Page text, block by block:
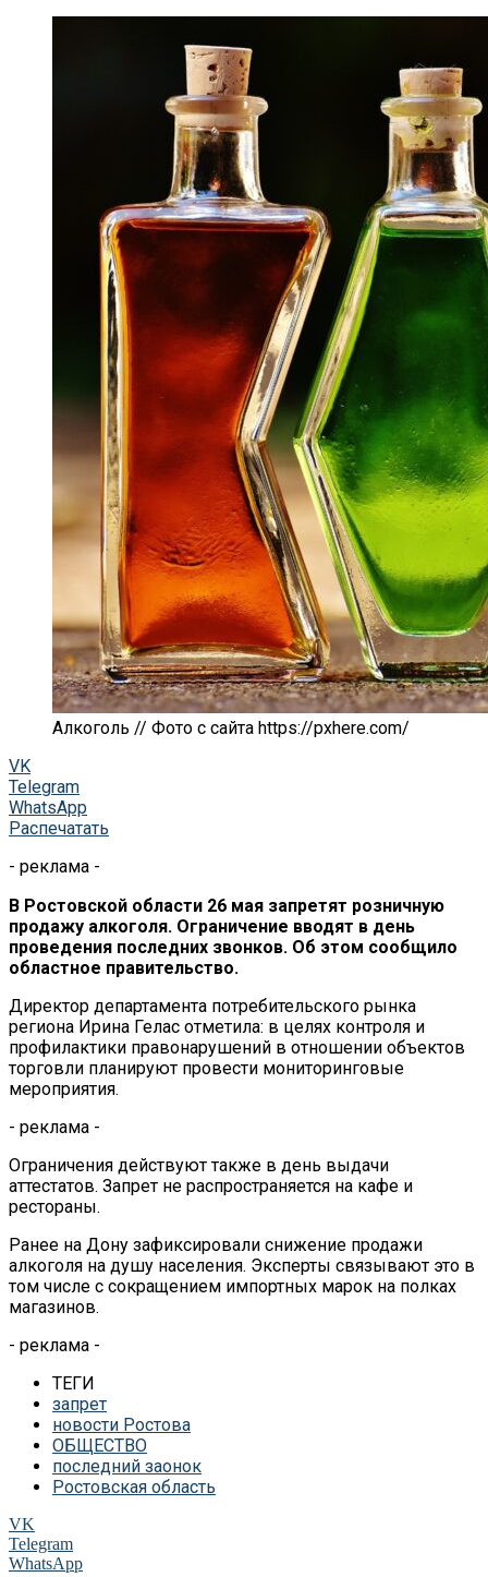
Алкоголь // Фото с сайта https://pxhere.com/
VK
Telegram
WhatsApp
Распечатать
- реклама -
В Ростовской области 26 мая запретят розничную
продажу алкоголя. Ограничение вводят в день
проведения последних звонков. Об этом сообщило
областное правительство.
Директор департамента потребительского рынка
региона Ирина Гелас отметила: в целях контроля и
профилактики правонарушений в отношении объектов
торговли планируют провести мониторинговые
мероприятия.
- реклама -
Ограничения действуют также в день выдачи
аттестатов. Запрет не распространяется на кафе и
рестораны.
Ранее на Дону зафиксировали снижение продажи
алкоголя на душу населения. Эксперты связывают это в
том числе с сокращением импортных марок на полках
магазинов.
- реклама -
ТЕГИ
запрет
новости Ростова
ОБЩЕСТВО
последний заонок
Ростовская область
VK
Telegram
WhatsApp